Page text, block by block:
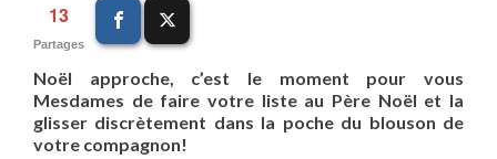
13
Partages
Noël approche, c’est le moment pour vous
Mesdames de faire votre liste au Père Noël et la
glisser discrètement dans la poche du blouson de
votre compagnon!